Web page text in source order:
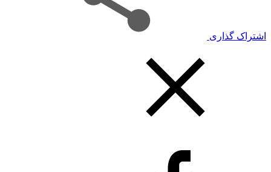
اشتراک گذاری